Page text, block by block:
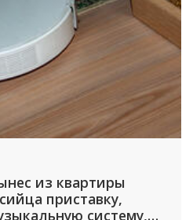
из квартиры
приставку,
систему,